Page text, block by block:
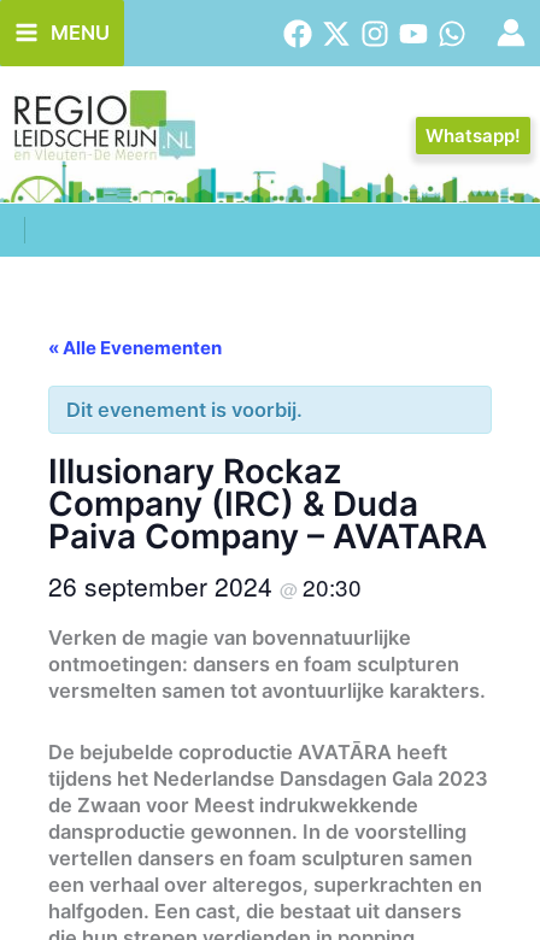
naar
de
inhoud
MENU
Whatsapp!
« Alle Evenementen
Dit evenement is voorbij.
Illusionary Rockaz
Company (IRC) & Duda
Paiva Company – AVATARA
26 september 2024 @ 20:30
Verken de magie van bovennatuurlijke
ontmoetingen: dansers en foam sculpturen
versmelten samen tot avontuurlijke karakters.
De bejubelde coproductie AVATĀRA heeft
tijdens het Nederlandse Dansdagen Gala 2023
de Zwaan voor Meest indrukwekkende
dansproductie gewonnen. In de voorstelling
vertellen dansers en foam sculpturen samen
een verhaal over alteregos, superkrachten en
halfgoden. Een cast, die bestaat uit dansers